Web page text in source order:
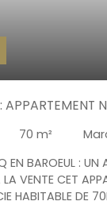
APPARTEMENT
70 m²
EN BAROEUL : UN
VENTE CET
HABITABLE DE